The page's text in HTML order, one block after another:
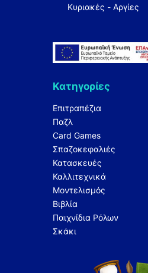
Κυριακές - Αργίες
Κατηγορίες
Επιτραπέζια
Παζλ
Card Games
Σπαζοκεφαλιές
Κατασκευές
Καλλιτεχνικά
Μοντελισμός
Βιβλία
Παιχνίδια Ρόλων
Σκάκι